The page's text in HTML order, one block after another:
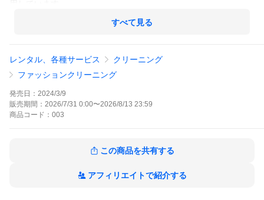
を除去致します！
●ご利用の流れ
1.スマホやＰＣからご注文ください、お客様発送セットを3営業日
以内に発送いたします。
※ヤマト運輸「ネコポス」でご自宅のポストに投函されます。
2.「かんたんガイド」をご確認の上、発送バッグにお洋服をお詰
（フリーダイヤル0120-01-9625 携帯から0570-200-000）
4.工房に品物が届きクリーニング致します。
すべて見る
レンタル、各種サービス
クリーニング
ファッションクリーニング
発売日： 2024/3/9
販売期間： 2026/7/31 0:00〜2026/8/13 23:59
商品 コード： 003
この商品を共有する
アフィリエイトで紹介する